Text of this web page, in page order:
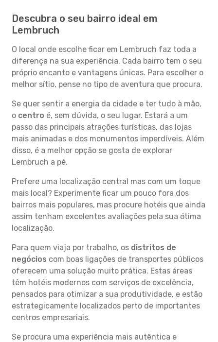
Descubra o seu bairro ideal em
Lembruch
O local onde escolhe ficar em Lembruch faz toda a
diferença na sua experiência. Cada bairro tem o seu
próprio encanto e vantagens únicas. Para escolher o
melhor sítio, pense no tipo de aventura que procura.
Se quer sentir a energia da cidade e ter tudo à mão,
o centro é, sem dúvida, o seu lugar. Estará a um
passo das principais atrações turísticas, das lojas
mais animadas e dos monumentos imperdíveis. Além
disso, é a melhor opção se gosta de explorar
Lembruch a pé.
Prefere uma localização central mas com um toque
mais local? Experimente ficar um pouco fora dos
bairros mais populares, mas procure hotéis que ainda
assim tenham excelentes avaliações pela sua ótima
localização.
Para quem viaja por trabalho, os distritos de
negócios com boas ligações de transportes públicos
oferecem uma solução muito prática. Estas áreas
têm hotéis modernos com serviços de excelência,
pensados para otimizar a sua produtividade, e estão
estrategicamente localizados perto de importantes
centros empresariais.
Se procura uma experiência mais autêntica e